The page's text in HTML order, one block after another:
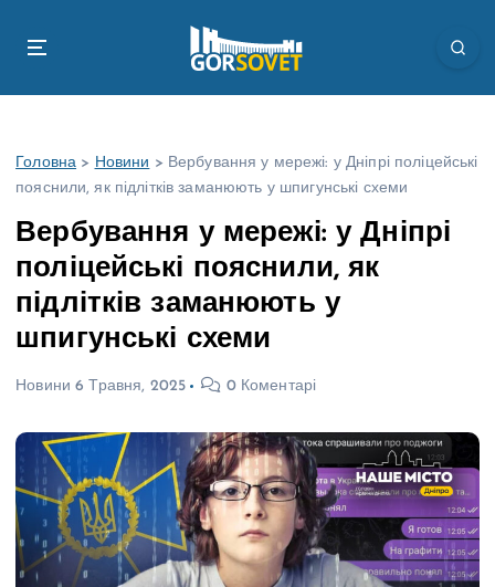
Головна > Новини > Вербування у мережі: у Дніпрі поліцейські
пояснили, як підлітків заманюють у шпигунські схеми
Вербування у мережі: у Дніпрі
поліцейські пояснили, як
підлітків заманюють у
шпигунські схеми
Новини 6 Травня, 2025 0 Коментарі